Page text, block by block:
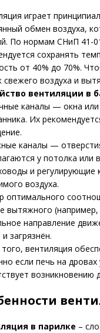
играет
обмен воздуха,
По нормам СНиП 41-
сохранять
от 40% до 70%.
свежего воздуха и
вентиляции в
каналы — окна или
Их
каналы —
у потолка
и
воздуха.
оптимального
вытяжного (например,
направление
и загрязнён.
вентиляция
если печь на
возникновению
в парилке –